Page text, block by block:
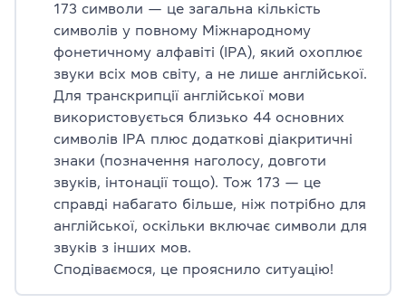
173 символи — це загальна кількість
символів у повному Міжнародному
фонетичному алфавіті (IPA), який охоплює
звуки всіх мов світу, а не лише англійської.
Для транскрипції англійської мови
використовується близько 44 основних
символів IPA плюс додаткові діакритичні
знаки (позначення наголосу, довготи
звуків, інтонації тощо). Тож 173 — це
справді набагато більше, ніж потрібно для
англійської, оскільки включає символи для
звуків з інших мов.
Сподіваємося, це прояснило ситуацію!